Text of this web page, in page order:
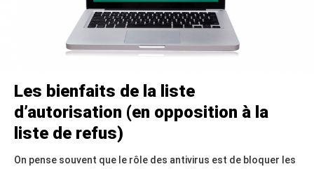
Les bienfaits de la liste
d’autorisation (en opposition à la
liste de refus)
On pense souvent que le rôle des antivirus est de bloquer les